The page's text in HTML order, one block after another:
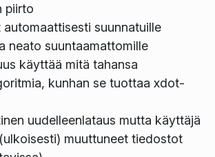
piirto
suunnatuille
neato suuntaamattomille
käyttää mitä tahansa
kunhan se tuottaa xdot-
uudelleenlataus mutta käyttäjä
muuttuneet tiedostot